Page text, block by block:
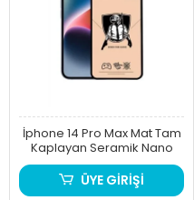
İphone 14 Pro Max Mat Tam
Kaplayan Seramik Nano
ÜYE GİRİŞİ